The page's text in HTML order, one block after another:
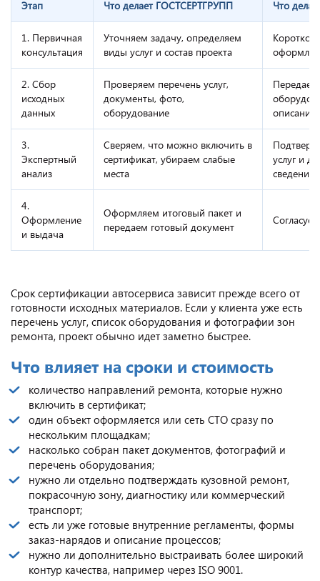
Этап Что делает ГОСТСЕРТГРУПП Что
1. Первичная
консультация
Уточняем задачу, определяем
виды услуг и состав проекта
Коротко
2. Сбор
исходных
данных
Проверяем перечень услуг,
документы, фото,
оборудование
Передает
описание
3.
Экспертный
анализ
Сверяем, что можно включить в
сертификат, убираем слабые
места
услуг и
сведения
4.
Оформление
и выдача
Оформляем итоговый пакет и
передаем готовый документ
Срок сертификации автосервиса зависит прежде всего от
готовности исходных материалов. Если у клиента уже есть
перечень услуг, список оборудования и фотографии зон
ремонта, проект обычно идет заметно быстрее.
Что влияет на сроки и стоимость
количество направлений ремонта, которые нужно
включить в сертификат;
один объект оформляется или сеть СТО сразу по
нескольким площадкам;
насколько собран пакет документов, фотографий и
перечень оборудования;
нужно ли отдельно подтверждать кузовной ремонт,
покрасочную зону, диагностику или коммерческий
транспорт;
есть ли уже готовые внутренние регламенты, формы
заказ-нарядов и описание процессов;
нужно ли дополнительно выстраивать более широкий
контур качества, например через ISO 9001.